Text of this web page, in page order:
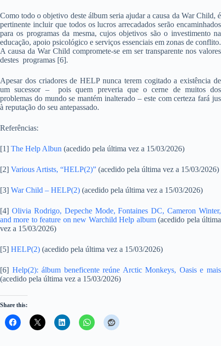
Como todo o objetivo deste álbum seria ajudar a causa da War Child, é
pertinente incluir que todos os lucros arrecadados serão encaminhados
para os programas da mesma, cujos objetivos são o investimento na
educação, apoio psicológico e serviços essenciais em zonas de conflito.
A causa da War Child compromete-se em ser transparente nos valores
destes programas [6].
Apesar dos criadores de HELP nunca terem cogitado a existência de
um sucessor – pois quem preveria que o cerne de muitos dos
problemas do mundo se mantém inalterado – este com certeza fará jus
à reputação do seu antepassado.
Referências:
[1] The Help Albun (acedido pela última vez a 15/03/2026)
[2] Various Artists, “HELP(2)” (acedido pela última vez a 15/03/2026)
[3] War Child – HELP(2) (acedido pela última vez a 15/03/2026)
[4] Olivia Rodrigo, Depeche Mode, Fontaines DC, Cameron Winter,
and more to feature on new Warchild Help album(acedido pela última
vez a 15/03/2026)
[5] HELP(2) (acedido pela última vez a 15/03/2026)
[6] Help(2): álbum beneficente reúne Arctic Monkeys, Oasis e mais
(acedido pela última vez a 15/03/2026)
Share this: